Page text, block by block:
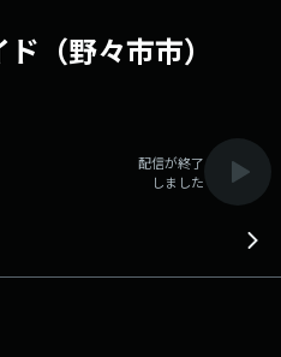
（野々市市）
配信が終了
しました